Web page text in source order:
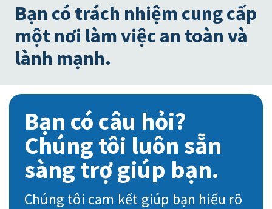
Bạn có trách nhiệm cung cấp
một nơi làm việc an toàn và
lành mạnh.
Bạn có câu hỏi?
Chúng tôi luôn sẵn
sàng trợ giúp bạn.
Chúng tôi cam kết giúp bạn hiểu rõ